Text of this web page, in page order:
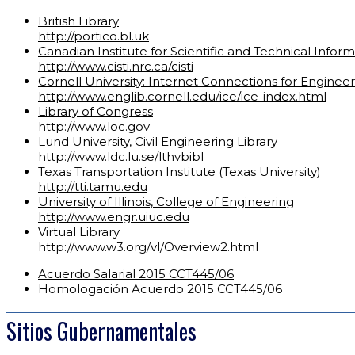
British Library
http://portico.bl.uk
Canadian Institute for Scientific and Technical
http://www.cisti.nrc.ca/cisti
Cornell University: Internet Connections for
http://www.englib.cornell.edu/ice/ice-index.html
Library of Congress
http://www.loc.gov
Lund University, Civil Engineering Library
http://www.ldc.lu.se/lthvbibl
Texas Transportation Institute (Texas University)
http://tti.tamu.edu
University of Illinois, College of Engineering
http://www.engr.uiuc.edu
Virtual Library
http://www.w3.org/vl/Overview2.html
Acuerdo Salarial 2015 CCT445/06
Homologación Acuerdo 2015 CCT445/06
Sitios Gubernamentales